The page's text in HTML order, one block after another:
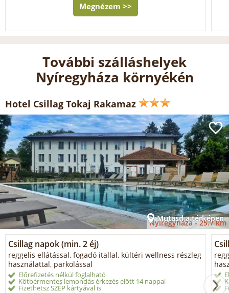
Megnézem >>
További szálláshelyek
Nyíregyháza környékén
Hotel Csillag Tokaj Rakamaz
Mutasd a térképen
Nyíregyháza -25.7 km
Csillag napok (min. 2 éj)
reggelis ellátással, fogadó itallal, kültéri wellness részleg
használattal, parkolással
Előrefizetés nélkül foglalható
Kötbérmentes lemondás érkezés előtt 14 nappal
Fizethetsz SZÉP kártyával is